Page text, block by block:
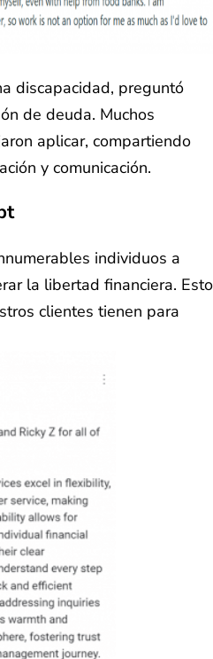
discapacidad, preguntó
de deuda. Muchos
aplicar, compartiendo
y comunicación.
individuos a
la libertad financiera. Esto
clientes tienen para